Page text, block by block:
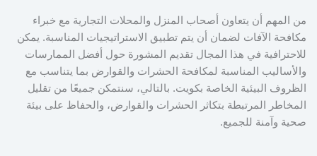
من المهم أن يتعاون أصحاب المنزل والمحلات التجارية مع خبراء
مكافحة الآفات لضمان أن يتم تطبيق الاستراتيجيات المناسبة. يمكن
للاحترافية في هذا المجال تقديم المشورة حول أفضل الممارسات
والأساليب المناسبة لمكافحة الحشرات والقوارض بما يتناسب مع
الظروف البيئية الخاصة بكويت. بالتالي، سنتمكن جميعًا من تقليل
المخاطر المرتبطة بتكاثر الحشرات والقوارض، والحفاظ على بيئة
صحية وآمنة للجميع.